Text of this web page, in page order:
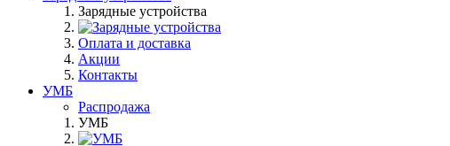
Зарядные устройства
Оплата и доставка
Акции
Контакты
УМБ
Распродажа
УМБ